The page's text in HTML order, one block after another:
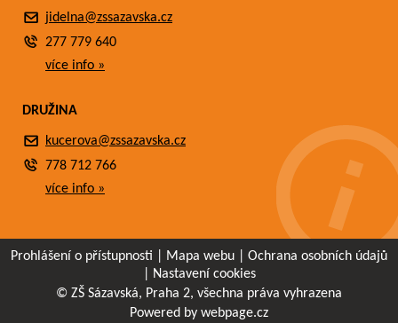
jidelna@zssazavska.cz
277 779 640
více info »
DRUŽINA
kucerova@zssazavska.cz
778 712 766
více info »
Prohlášení o přístupnosti Mapa webu
Ochrana osobních údajů
Nastavení cookies
© ZŠ Sázavská, Praha 2, všechna práva vyhrazena
Powered by webpage.cz